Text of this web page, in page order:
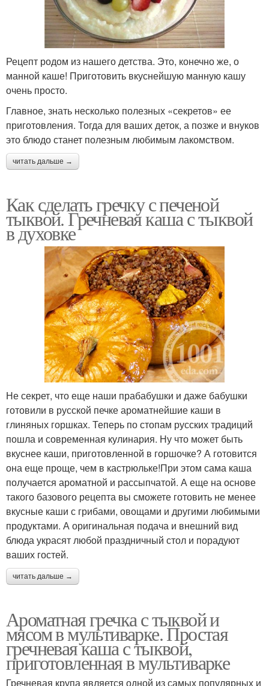
Рецепт родом из нашего детства. Это, конечно же, о
манной каше! Приготовить вкуснейшую манную кашу
очень просто.
Главное, знать несколько полезных «секретов» ее
приготовления. Тогда для ваших деток, а позже и внуков
это блюдо станет полезным любимым лакомством.
читать дальше →
Как сделать гречку с печеной
тыквой. Гречневая каша с тыквой
в духовке
Не секрет, что еще наши прабабушки и даже бабушки
готовили в русской печке ароматнейшие каши в
глиняных горшках. Теперь по стопам русских традиций
пошла и современная кулинария. Ну что может быть
вкуснее каши, приготовленной в горшочке? А готовится
она еще проще, чем в кастрюльке!При этом сама каша
получается ароматной и рассыпчатой. А еще на основе
такого базового рецепта вы сможете готовить не менее
вкусные каши с грибами, овощами и другими любимыми
продуктами. А оригинальная подача и внешний вид
блюда украсят любой праздничный стол и порадуют
ваших гостей.
читать дальше →
Ароматная гречка с тыквой и
мясом в мультиварке. Простая
гречневая каша с тыквой,
приготовленная в мультиварке
Гречневая крупа является одной из самых популярных и